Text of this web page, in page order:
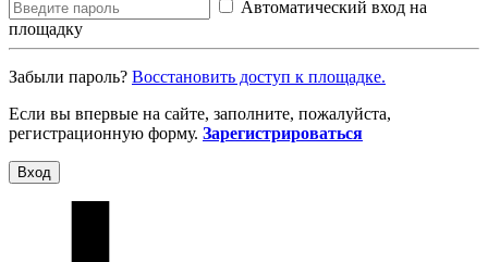
Автоматический вход на
площадку
Забыли пароль? Восcтановить доступ к площадке.
Если вы впервые на сайте, заполните, пожалуйста,
регистрационную форму. Зарегистрироваться
Вход